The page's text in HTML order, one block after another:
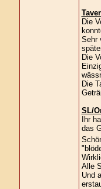
Die
Sehr
Die
Die
SL/
Ihr
das
Alle
Und